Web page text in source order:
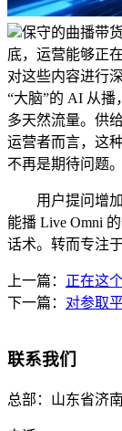
保守的曲播带
底，运营能够正
对这些内容进行
“大脑”的 AI 从播
多天然流量。供
运营者而言，这
不再是期待问题。
用户提问增加
能播 Live Omni
话术。转而专注
上一篇： 正在这
下一篇： 对参取
联系我们
总部： 山东省济